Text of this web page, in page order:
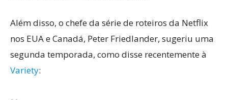
Além disso, o chefe da série de roteiros da Netflix
nos EUA e Canadá, Peter Friedlander, sugeriu uma
segunda temporada, como disse recentemente à
Variety: